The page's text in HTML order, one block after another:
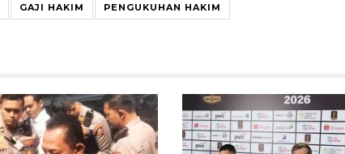
GAJI HAKIM PENGUKUHAN HAKIM